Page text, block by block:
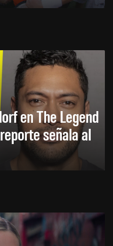
en The Legend
señala al